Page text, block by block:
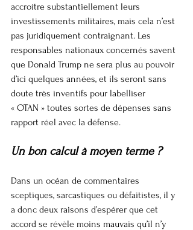
accroître substantiellement leurs
investissements militaires, mais cela n’est
pas juridiquement contraignant. Les
responsables nationaux concernés savent
que Donald Trump ne sera plus au pouvoir
d’ici quelques années, et ils seront sans
doute très inventifs pour labelliser
« OTAN » toutes sortes de dépenses sans
rapport réel avec la défense.
Un bon calcul à moyen terme ?
Dans un océan de commentaires
sceptiques, sarcastiques ou défaitistes, il y
a donc deux raisons d’espérer que cet
accord se révèle moins mauvais qu’il n’y